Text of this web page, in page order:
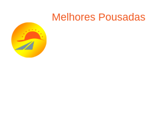
Melhores Pousadas